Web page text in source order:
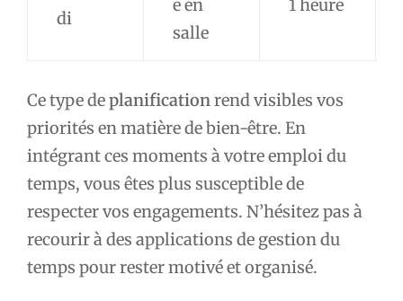
di
e en
salle
1 heure
Ce type deplanification rend visibles vos
priorités en matière de bien-être. En
intégrant ces moments à votre emploi du
temps, vous êtes plus susceptible de
respecter vos engagements. N’hésitez pas à
recourir à des applications de gestion du
temps pour rester motivé et organisé.